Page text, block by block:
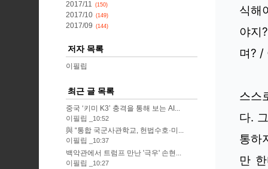
식해
야지
며? /
스스
다.
통하
만
2017/11 (150)
2017/10 (149)
2017/09 (144)
저자 목록
이필립
최근 글 목록
중국 ‘키미 K3’ 충격을 통해 보는 AI...
이필립
10:52
與 “통합 국군사관학교, 헌법수호·미...
이필립
10:37
백악관에서 트럼프 만난 '극우' 손현...
이필립
10:27